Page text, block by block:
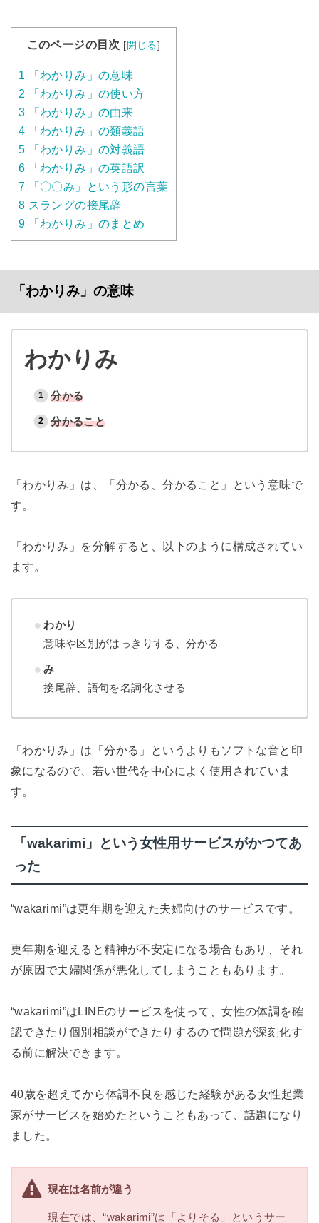
このページの目次 [閉じる]
1 「わかりみ」の意味
2 「わかりみ」の使い方
3 「わかりみ」の由来
4 「わかりみ」の類義語
5 「わかりみ」の対義語
6 「わかりみ」の英語訳
7 「〇〇み」という形の言葉
8 スラングの接尾辞
9 「わかりみ」のまとめ
「わかりみ」の意味
わかりみ
分かる
分かること
「わかりみ」は、「分かる、分かること」という意味で
す。
「わかりみ」を分解すると、以下のように構成されてい
ます。
わかり
意味や区別がはっきりする、分かる
み
接尾辞、語句を名詞化させる
「わかりみ」は「分かる」というよりもソフトな音と印
象になるので、若い世代を中心によく使用されていま
す。
「wakarimi」という女性用サービスがかつてあ
った
“wakarimi”は更年期を迎えた夫婦向けのサービスです。
更年期を迎えると精神が不安定になる場合もあり、それ
が原因で夫婦関係が悪化してしまうこともあります。
“wakarimi”はLINEのサービスを使って、女性の体調を確
認できたり個別相談ができたりするので問題が深刻化す
る前に解決できます。
40歳を超えてから体調不良を感じた経験がある女性起業
家がサービスを始めたということもあって、話題になり
ました。
現在は名前が違う
現在では、“wakarimi”は「よりそる」というサー